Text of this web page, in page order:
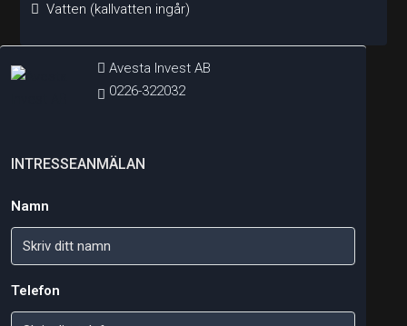
Vatten (kallvatten ingår)
Avesta Invest AB
0226-322032
INTRESSEANMÄLAN
Namn
Telefon